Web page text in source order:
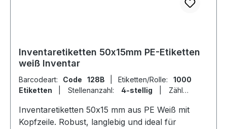
Inventaretiketten 50x15mm PE-Etiketten
weiß Inventar
Barcodeart: Code 128B Etiketten/Rolle: 1000
Etiketten
Stellenanzahl: 4-stellig
Zähler:
Inventaretiketten 50x15 mm aus PE Weiß mit
Kopfzeile. Robust, langlebig und ideal für